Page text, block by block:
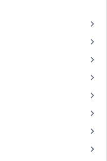
keyboard_arrow_right
keyboard_arrow_right
keyboard_arrow_right
keyboard_arrow_right
keyboard_arrow_right
keyboard_arrow_right
keyboard_arrow_right
keyboard_arrow_right